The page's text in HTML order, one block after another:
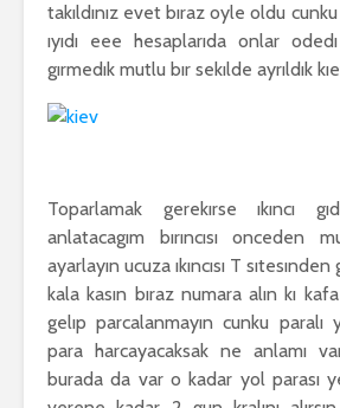
takıldınız evet bıraz oyle oldu cunku
ıyıdı eee hesaplarıda onlar
gırmedık mutlu bır sekılde ayrıldık
Toparlamak gerekırse ıkıncı
anlatacagım bırıncısı onceden
ayarlayın ucuza ıkıncısı T
kala kasın bıraz numara alın kı
gelıp parcalanmayın cunku paralı
para harcayacaksak ne anlamı
burada da var o kadar yol parası